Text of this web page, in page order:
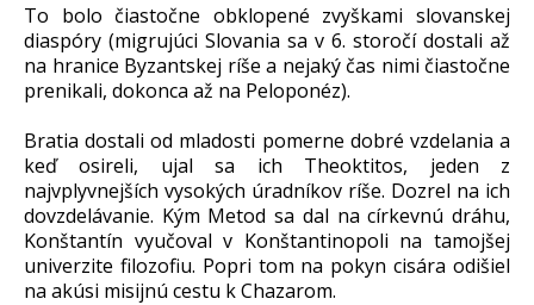
To bolo čiastočne obklopené zvyškami slovanskej
diaspóry (migrujúci Slovania sa v 6. storočí dostali až
na hranice Byzantskej ríše a nejaký čas nimi čiastočne
prenikali, dokonca až na Peloponéz).
Bratia dostali od mladosti pomerne dobré vzdelania a
keď osireli, ujal sa ich Theoktitos, jeden z
najvplyvnejších vysokých úradníkov ríše. Dozrel na ich
dovzdelávanie. Kým Metod sa dal na církevnú dráhu,
Konštantín vyučoval v Konštantinopoli na tamojšej
univerzite filozofiu. Popri tom na pokyn cisára odišiel
na akúsi misijnú cestu k Chazarom.